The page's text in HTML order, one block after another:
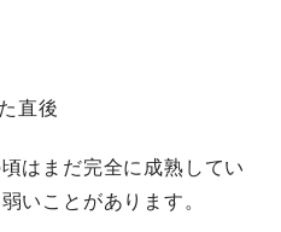
直後
はまだ完全に成熟してい
いことがあります。